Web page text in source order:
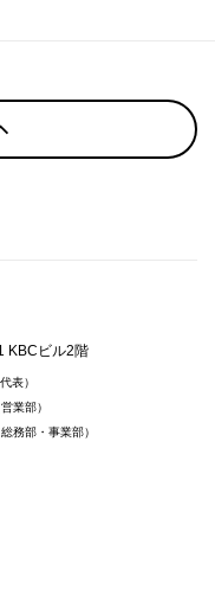
KBCビル2階
代表）
営業部）
総務部・事業部）